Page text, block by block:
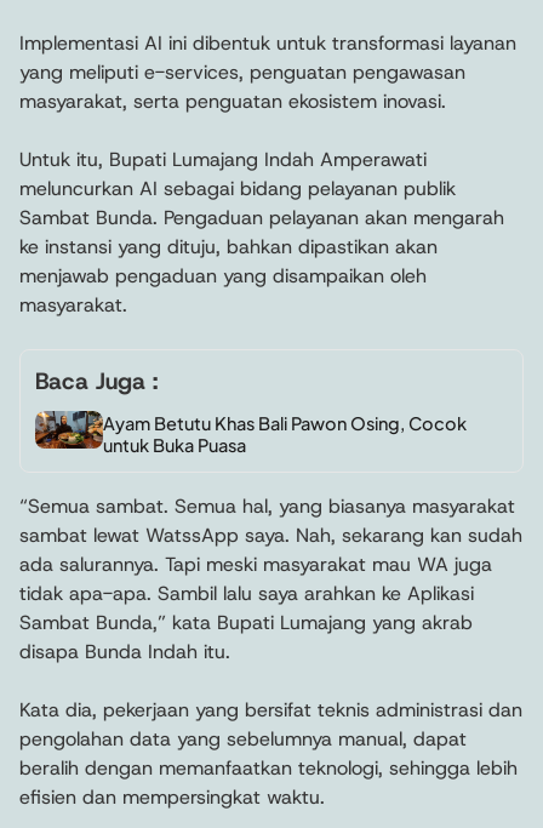
Implementasi AI ini dibentuk untuk transformasi layanan
yang meliputi e-services, penguatan pengawasan
masyarakat, serta penguatan ekosistem inovasi.
Untuk itu, Bupati Lumajang Indah Amperawati
meluncurkan AI sebagai bidang pelayanan publik
Sambat Bunda. Pengaduan pelayanan akan mengarah
ke instansi yang dituju, bahkan dipastikan akan
menjawab pengaduan yang disampaikan oleh
masyarakat.
Baca Juga :
Ayam Betutu Khas Bali Pawon Osing, Cocok
untuk Buka Puasa
“Semua sambat. Semua hal, yang biasanya masyarakat
sambat lewat WatssApp saya. Nah, sekarang kan sudah
ada salurannya. Tapi meski masyarakat mau WA juga
tidak apa-apa. Sambil lalu saya arahkan ke Aplikasi
Sambat Bunda,” kata Bupati Lumajang yang akrab
disapa Bunda Indah itu.
Kata dia, pekerjaan yang bersifat teknis administrasi dan
pengolahan data yang sebelumnya manual, dapat
beralih dengan memanfaatkan teknologi, sehingga lebih
efisien dan mempersingkat waktu.